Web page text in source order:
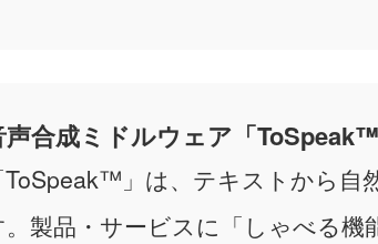
声合成ミドルウェア「ToSpeak™
ToSpeak™」は、 テキストから自
。製品・サービスに「しゃべる